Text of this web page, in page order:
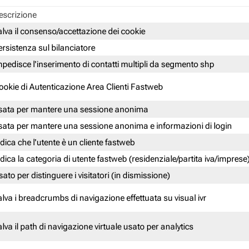
il consenso/accettazione dei cookie
sul bilanciatore
l'inserimento di contatti multipli da segmento shp
di Autenticazione Area Clienti Fastweb
per mantere una sessione anonima
per mantere una sessione anonima e informazioni di login
che l'utente è un cliente fastweb
la categoria di utente fastweb (residenziale/partita iva/
per distinguere i visitatori (in dismissione)
i breadcrumbs di navigazione effettuata su visual ivr
il path di navigazione virtuale usato per analytics